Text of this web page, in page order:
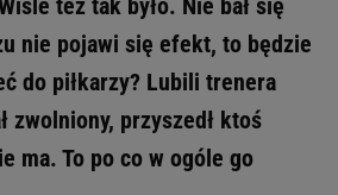
też tak było. Nie bał się
nie pojawi się efekt, to będzie
do piłkarzy? Lubili trenera
zwolniony, przyszedł ktoś
ma. To po co w ogóle go